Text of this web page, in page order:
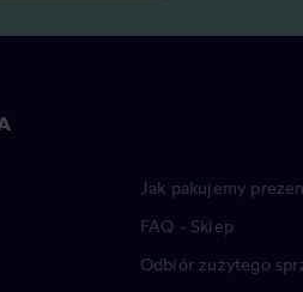
Jak pakujemy
FAQ - Sklep
Odbiór zużytego